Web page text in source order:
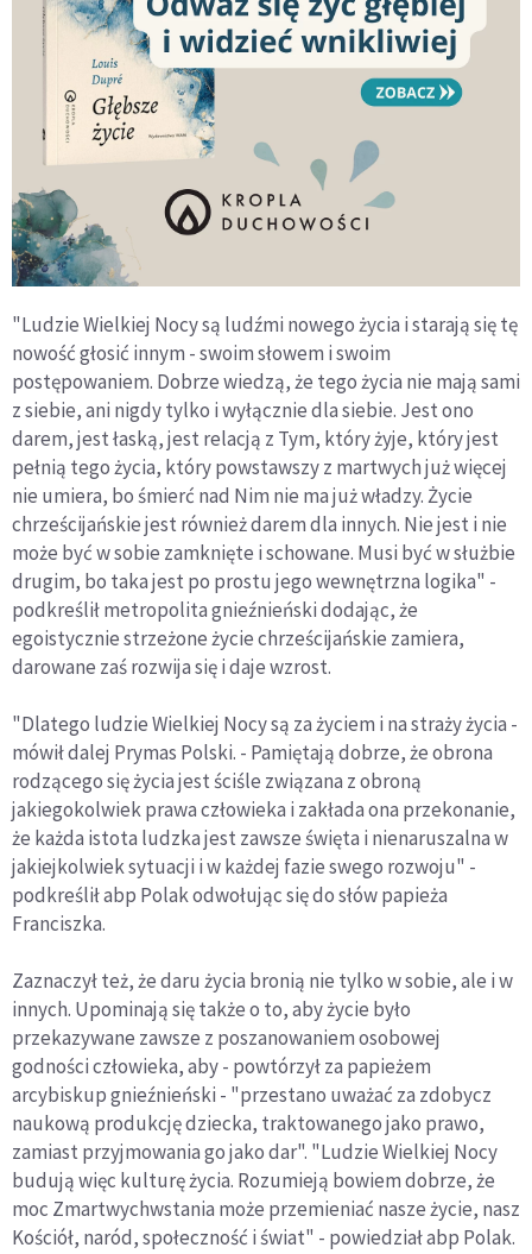
"Ludzie Wielkiej Nocy są ludźmi nowego życia i starają się tę
nowość głosić innym - swoim słowem i swoim
postępowaniem. Dobrze wiedzą, że tego życia nie mają sami
z siebie, ani nigdy tylko i wyłącznie dla siebie. Jest ono
darem, jest łaską, jest relacją z Tym, który żyje, który jest
pełnią tego życia, który powstawszy z martwych już więcej
nie umiera, bo śmierć nad Nim nie ma już władzy. Życie
chrześcijańskie jest również darem dla innych. Nie jest i nie
może być w sobie zamknięte i schowane. Musi być w służbie
drugim, bo taka jest po prostu jego wewnętrzna logika" -
podkreślił metropolita gnieźnieński dodając, że
egoistycznie strzeżone życie chrześcijańskie zamiera,
darowane zaś rozwija się i daje wzrost.
"Dlatego ludzie Wielkiej Nocy są za życiem i na straży życia -
mówił dalej Prymas Polski. - Pamiętają dobrze, że obrona
rodzącego się życia jest ściśle związana z obroną
jakiegokolwiek prawa człowieka i zakłada ona przekonanie,
że każda istota ludzka jest zawsze święta i nienaruszalna w
jakiejkolwiek sytuacji i w każdej fazie swego rozwoju" -
podkreślił abp Polak odwołując się do słów papieża
Franciszka.
Zaznaczył też, że daru życia bronią nie tylko w sobie, ale i w
innych. Upominają się także o to, aby życie było
przekazywane zawsze z poszanowaniem osobowej
godności człowieka, aby - powtórzył za papieżem
arcybiskup gnieźnieński - "przestano uważać za zdobycz
naukową produkcję dziecka, traktowanego jako prawo,
zamiast przyjmowania go jako dar". "Ludzie Wielkiej Nocy
budują więc kulturę życia. Rozumieją bowiem dobrze, że
moc Zmartwychwstania może przemieniać nasze życie, nasz
Kościół, naród, społeczność i świat" - powiedział abp Polak.